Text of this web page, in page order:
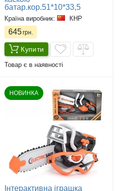
батар.кор.51*10*33,5
Країна виробник: КНР
645грн.
Купити
Товар є в наявності
НОВИНКА
Інтерактивна іграшка